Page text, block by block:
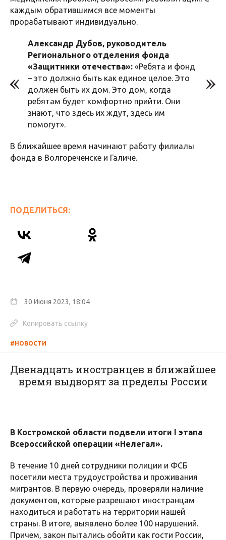
каждым обратившимся все моменты
прорабатывают индивидуально.
Александр Дубов, руководитель
Регионального отделения фонда
«Защитники отечества»: «Ребята и фонд
– это должно быть как единое целое. Это
должен быть их дом. Это дом, когда
ребятам будет комфортно прийти. Они
знают, что здесь их ждут, здесь им
помогут».
В ближайшее время начинают работу филиалы
фонда в Волгореченске и Галиче.
ПОДЕЛИТЬСЯ:
30 Июня 2023, 18:04
Копировать ссылку
#НОВОСТИ
Двенадцать иностранцев в ближайшее
время выдворят за пределы России